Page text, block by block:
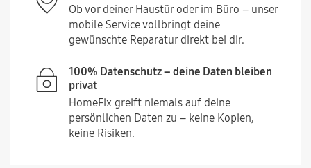
Ob vor deiner Haustür oder im Büro – unser
mobile Service vollbringt deine
gewünschte Reparatur direkt bei dir.
100% Datenschutz – deine Daten bleiben
privat
HomeFix greift niemals auf deine
persönlichen Daten zu – keine Kopien,
keine Risiken.